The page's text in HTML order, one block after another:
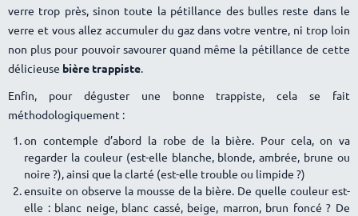
verre trop près, sinon toute la pétillance des bulles reste dans le
verre et vous allez accumuler du gaz dans votre ventre, ni trop loin
non plus pour pouvoir savourer quand même la pétillance de cette
délicieuse bière trappiste.
Enfin, pour déguster une bonne trappiste, cela se fait
méthodologiquement :
on contemple d’abord la robe de la bière. Pour cela, on va
regarder la couleur (est-elle blanche, blonde, ambrée, brune ou
noire ?), ainsi que la clarté (est-elle trouble ou limpide ?)
ensuite on observe la mousse de la bière. De quelle couleur est-
elle : blanc neige, blanc cassé, beige, marron, brun foncé ? De